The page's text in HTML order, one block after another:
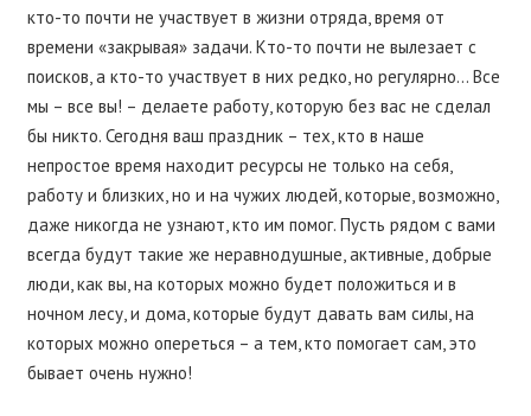
кто-то почти не участвует в жизни отряда, время от
времени «закрывая» задачи. Кто-то почти не вылезает с
поисков, а кто-то участвует в них редко, но регулярно… Все
мы – все вы! – делаете работу, которую без вас не сделал
бы никто. Сегодня ваш праздник – тех, кто в наше
непростое время находит ресурсы не только на себя,
работу и близких, но и на чужих людей, которые, возможно,
даже никогда не узнают, кто им помог. Пусть рядом с вами
всегда будут такие же неравнодушные, активные, добрые
люди, как вы, на которых можно будет положиться и в
ночном лесу, и дома, которые будут давать вам силы, на
которых можно опереться – а тем, кто помогает сам, это
бывает очень нужно!